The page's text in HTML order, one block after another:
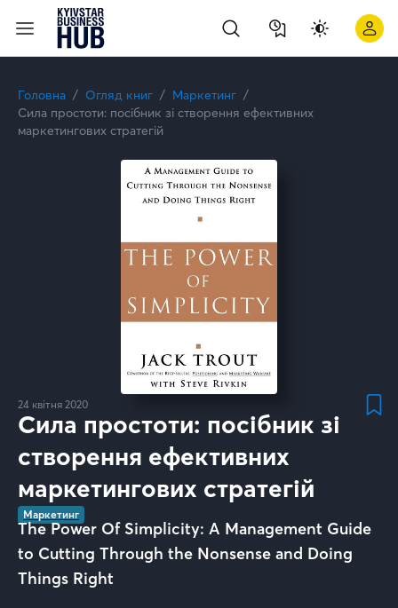
Головна Огляд книг
Маркетинг
Сила простоти: посібник зі створення ефективних
маркетингових стратегій
24 квітня 2020
Сила простоти: посібник зі
створення ефективних
маркетингових стратегій
Маркетинг
The Power Of Simplicity: A Management Guide
to Cutting Through the Nonsense and Doing
Things Right